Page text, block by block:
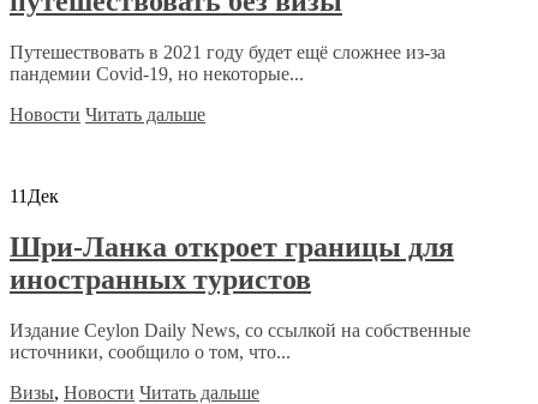
Путешествовать в 2021 году будет ещё сложнее из-за
пандемии Covid-19, но некоторые...
Новости Читать дальше
11 Дек
Шри-Ланка откроет границы для
иностранных туристов
Издание Ceylon Daily News, со ссылкой на собственные
источники, сообщило о том, что...
Визы, Новости Читать дальше